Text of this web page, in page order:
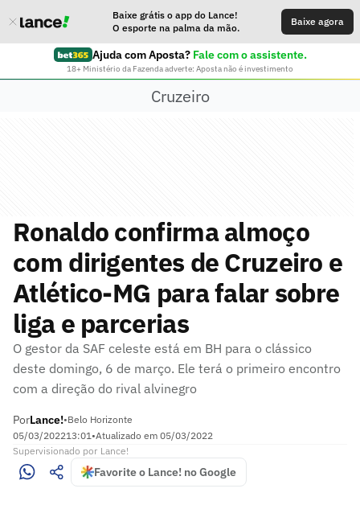
Baixe grátis o app do Lance!
O esporte na palma da mão.
Baixe agora
Ajuda com Aposta? Fale com o assistente.
18+ Ministério da Fazenda adverte: Aposta não é investimento
Cruzeiro
Ronaldo confirma almoço
com dirigentes de Cruzeiro e
Atlético-MG para falar sobre
liga e parcerias
O gestor da SAF celeste está em BH para o clássico
deste domingo, 6 de março. Ele terá o primeiro encontro
com a direção do rival alvinegro
PorLance!•Belo Horizonte
05/03/202213:01•Atualizado em 05/03/2022
Supervisionado por Lance!
Favorite o Lance! no Google